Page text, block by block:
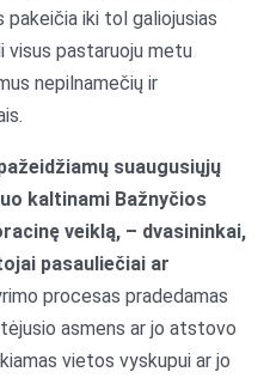
pakeičia iki tol galiojusias
visus pastaruoju metu
nepilnamečių ir
suaugusiųjų
kaltinami Bažnyčios
veiklą, – dvasininkai,
pasauliečiai ar
procesas pradedamas
asmens ar jo atstovo
vietos vyskupui ar jo